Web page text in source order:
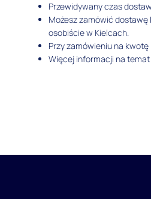
Przewidywany czas
Możesz zamówić
osobiście w Kielcach.
Przy zamówieniu na
Więcej informacji na